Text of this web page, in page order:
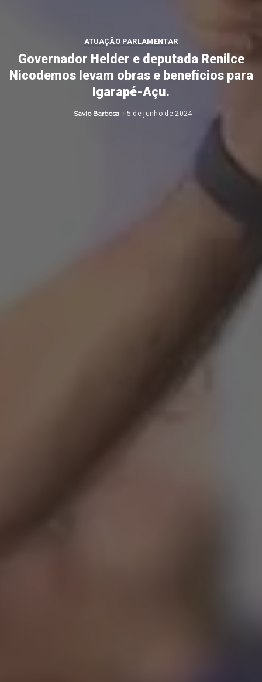
ATUAÇÃO PARLAMENTAR
Governador Helder e deputada Renilce
Nicodemos levam obras e benefícios para
Igarapé-Açu.
Posted
Savio Barbosa 5 de junho de 2024